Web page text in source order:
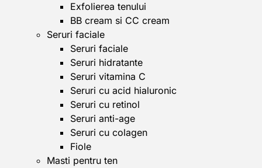
Exfolierea tenului
BB cream si CC cream
Seruri faciale
Seruri faciale
Seruri hidratante
Seruri vitamina C
Seruri cu acid hialuronic
Seruri cu retinol
Seruri anti-age
Seruri cu colagen
Fiole
Masti pentru ten